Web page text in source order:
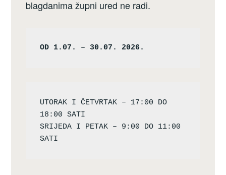
blagdanima župni ured ne radi.
OD 1.07. – 30.07. 2026.
UTORAK I ČETVRTAK – 17:00 DO
18:00 SATI
SRIJEDA I PETAK – 9:00 DO 11:00